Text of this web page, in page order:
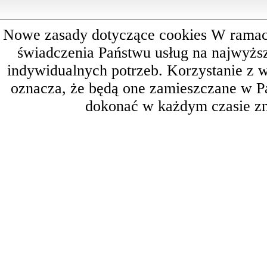
Nowe zasady dotyczące cookies W
świadczenia Państwu usług na
indywidualnych potrzeb. Korzystanie z
oznacza, że będą one zamieszczane w
dokonać w każdym czasie